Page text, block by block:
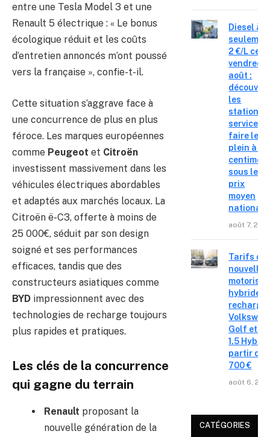
entre une Tesla Model 3 et une
Renault 5 électrique : « Le bonus
écologique réduit et les coûts
d’entretien annoncés m’ont poussé
vers la française », confie-t-il.
Cette situation s’aggrave face à
une concurrence de plus en plus
féroce. Les marques européennes
comme Peugeot et Citroën
investissent massivement dans les
véhicules électriques abordables
et adaptés aux marchés locaux. La
Citroën ë-C3, offerte à moins de
25 000€, séduit par son design
soigné et ses performances
efficaces, tandis que des
constructeurs asiatiques comme
BYD impressionnent avec des
technologies de recharge toujours
plus rapides et pratiques.
Les clés de la concurrence
qui gagne du terrain
Renault proposant la
nouvelle génération de la
Diesel à
2 €/L ce
vendredi
août :
les
stations-
service où
faire le
plein à 19
centimes
sous le
prix
moyen
national
août 7,
Tarifs
nouvelles
hybrides
Golf et T-
1.5 Hybrid
partir de
700 €
août 6,
CATÉGORIES